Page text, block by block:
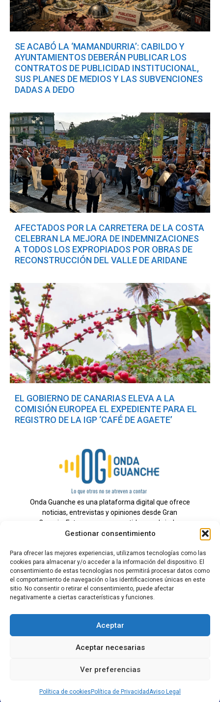
Gestionar consentimiento
Para ofrecer las mejores experiencias, utilizamos tecnologías como las
cookies para almacenar y/o acceder a la información del dispositivo. El
consentimiento de estas tecnologías nos permitirá procesar datos como
el comportamiento de navegación o las identificaciones únicas en este
sitio. No consentir o retirar el consentimiento, puede afectar
negativamente a ciertas características y funciones.
Aceptar
Aceptar necesarias
Ver preferencias
Política de cookies Política de PrivacidadAviso Legal
SE ACABÓ LA ‘MAMANDURRIA’: CABILDO Y
AYUNTAMIENTOS DEBERÁN PUBLICAR LOS
CONTRATOS DE PUBLICIDAD INSTITUCIONAL,
SUS PLANES DE MEDIOS Y LAS SUBVENCIONES
DADAS A DEDO
AFECTADOS POR LA CARRETERA DE LA COSTA
CELEBRAN LA MEJORA DE INDEMNIZACIONES
A TODOS LOS EXPROPIADOS POR OBRAS DE
RECONSTRUCCIÓN DEL VALLE DE ARIDANE
EL GOBIERNO DE CANARIAS ELEVA A LA
COMISIÓN EUROPEA EL EXPEDIENTE PARA EL
REGISTRO DE LA IGP ‘CAFÉ DE AGAETE’
Onda Guanche es una plataforma digital que ofrece
noticias, entrevistas y opiniones desde Gran
Canaria. Estamos comprometidos con brindar
información veraz y un periodismo independiente a
Todos los derechos reservados.
Radio
Contacto
Aviso Legal